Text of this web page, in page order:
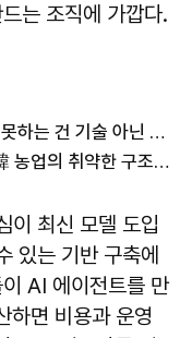
는 조직에 가깝다.
디나미스 원 박병림 대표 "AI가 대체 못하는 건 기술 아닌 감정…서브컬처는 애정을 축적하는 장르"
홍문표 aT사장 "농산물 수급 불안, 韓 농업의 취약한 구조가 만든 결과"
이 최신 모델 도입
있는 기반 구축에
AI 에이전트를 만
하면 비용과 운영